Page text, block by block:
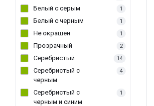
Белый с серым 1
Белый с черным 1
Не окрашен 1
Прозрачный 2
Серебристый 14
Серебристый с
черным
4
Серебристый с
черным и синим
1